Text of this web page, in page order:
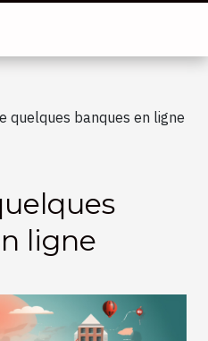
quelques banques en ligne
ligne